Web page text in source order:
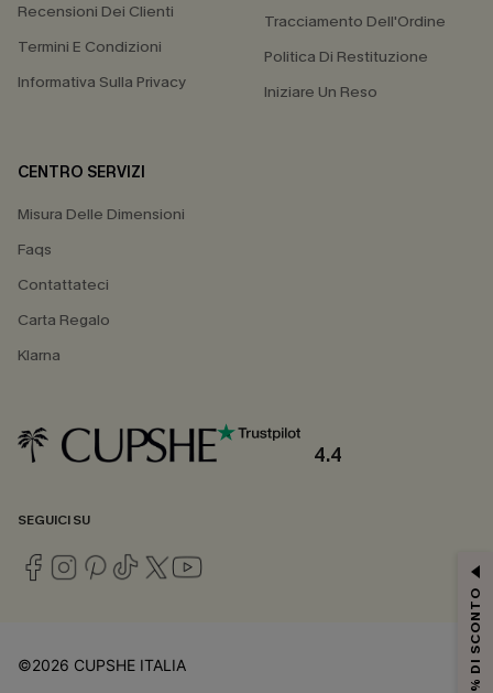
Recensioni Dei Clienti
Termini E Condizioni
Informativa Sulla Privacy
Tracciamento Dell'Ordine
Politica Di Restituzione
Iniziare Un Reso
CENTRO SERVIZI
Misura Delle Dimensioni
Faqs
Contattateci
Carta Regalo
Klarna
4.4
SEGUICI SU
©2026 CUPSHE ITALIA 15% DI SCONTO